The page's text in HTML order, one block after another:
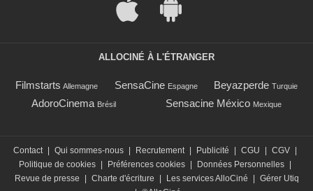
ALLOCINÉ À L'ÉTRANGER
Filmstarts Allemagne SensaCine Espagne Beyazperde Turquie
AdoroCinema Brésil Sensacine México Mexique
Contact Qui sommes-nous Recrutement Publicité CGU CGV
Politique de cookies
Préférences cookies Données Personnelles
Revue de presse
Charte d'écriture Les services AlloCiné
Gérer Utiq